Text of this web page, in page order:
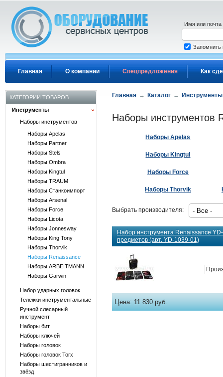
Главная О компании Спецпредложения Как
Имя или почта
Запомнить
КАТЕГОРИИ ТОВАРОВ
Инструменты
Наборы инструментов
Наборы Apelas
Наборы Partner
Наборы Stels
Наборы Ombra
Наборы Kingtul
Наборы TRAUM
Наборы Станкоимпорт
Наборы Arsenal
Наборы Force
Наборы Licota
Наборы Jonnesway
Наборы King Tony
Наборы Thorvik
Наборы Renaissance
Наборы ARBEITMANN
Наборы Garwin
Набор ударных головок
Тележки инструментальные
Ручной слесарный
инструмент
Наборы бит
Наборы ключей
Наборы головок
Наборы головок Torx
Наборы шестигранников и
звёзд
Главная → Каталог → Инструменты
Наборы инструментов
Наборы Apelas
Наборы Kingtul
Наборы Force
Наборы Thorvik
Выбрать производителя:
Набор инструмента Renaissance
предметов (арт. YD-1039-01)
Цена:11 830 руб.